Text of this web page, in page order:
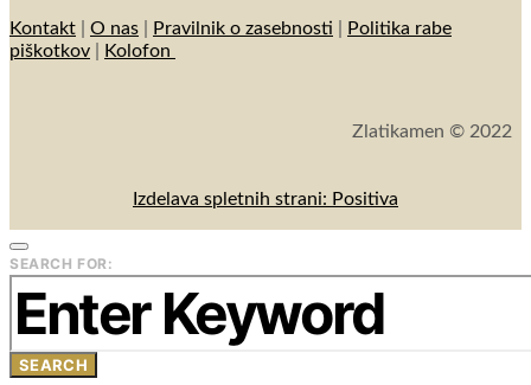
Kontakt O nas Pravilnik o zasebnosti
Politika rabe
piškotkov
Kolofon
Zlatikamen © 2022
Izdelava spletnih strani: Positiva
SEARCH FOR:
SEARCH